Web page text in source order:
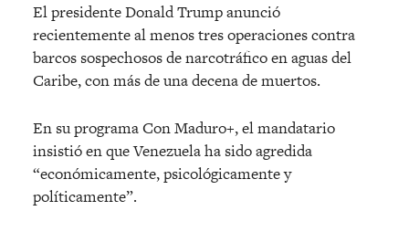
El presidente Donald Trump anunció
recientemente al menos tres operaciones contra
barcos sospechosos de narcotráfico en aguas del
Caribe, con más de una decena de muertos.
En su programa Con Maduro+, el mandatario
insistió en que Venezuela ha sido agredida
“económicamente, psicológicamente y
políticamente”.